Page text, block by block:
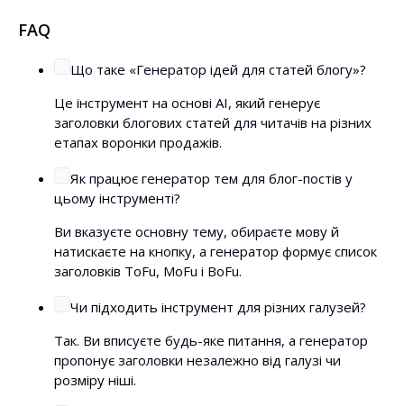
FAQ
Що таке «Генератор ідей для статей блогу»?
Це інструмент на основі AI, який генерує
заголовки блогових статей для читачів на різних
етапах воронки продажів.
Як працює генератор тем для блог-постів у
цьому інструменті?
Ви вказуєте основну тему, обираєте мову й
натискаєте на кнопку, а генератор формує список
заголовків ToFu, MoFu і BoFu.
Чи підходить інструмент для різних галузей?
Так. Ви вписуєте будь-яке питання, а генератор
пропонує заголовки незалежно від галузі чи
розміру ніші.